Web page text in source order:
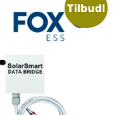
Tilbud!